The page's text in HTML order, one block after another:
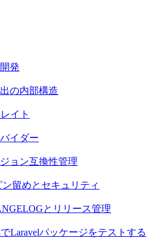
発
の内部構造
イト
イダー
ョン互換性管理
ン留めとセキュリティ
とリリース管理
でLaravelパッケージをテストする